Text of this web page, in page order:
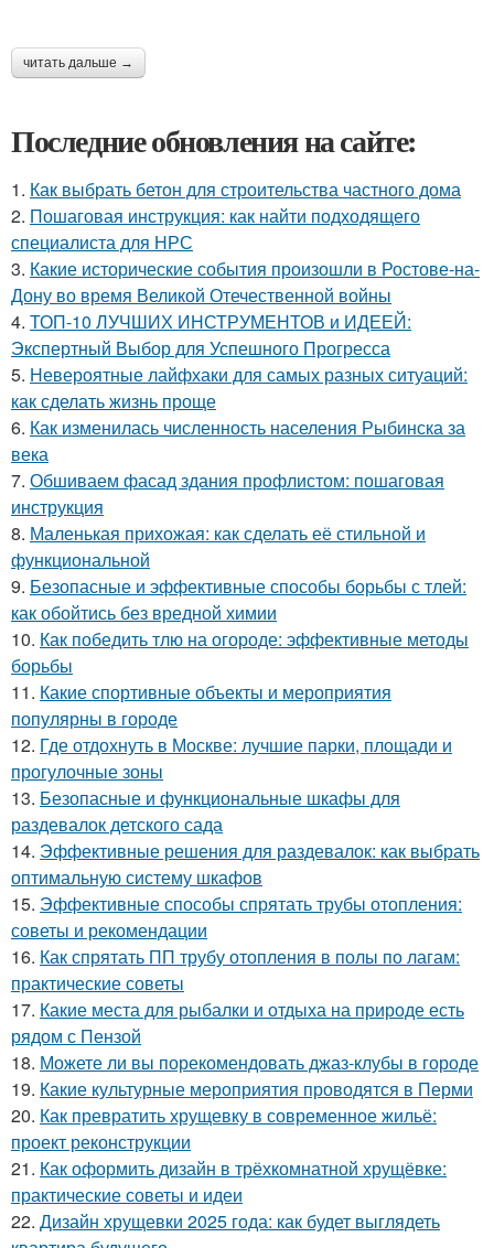
читать дальше →
Последние обновления на сайте:
1. Как выбрать бетон для строительства частного дома
2. Пошаговая инструкция: как найти подходящего
специалиста для НРС
3. Какие исторические события произошли в Ростове-на-
Дону во время Великой Отечественной войны
4. ТОП-10 ЛУЧШИХ ИНСТРУМЕНТОВ и ИДЕЕЙ:
Экспертный Выбор для Успешного Прогресса
5. Невероятные лайфхаки для самых разных ситуаций:
как сделать жизнь проще
6. Как изменилась численность населения Рыбинска за
века
7. Обшиваем фасад здания профлистом: пошаговая
инструкция
8. Маленькая прихожая: как сделать её стильной и
функциональной
9. Безопасные и эффективные способы борьбы с тлей:
как обойтись без вредной химии
10. Как победить тлю на огороде: эффективные методы
борьбы
11. Какие спортивные объекты и мероприятия
популярны в городе
12. Где отдохнуть в Москве: лучшие парки, площади и
прогулочные зоны
13. Безопасные и функциональные шкафы для
раздевалок детского сада
14. Эффективные решения для раздевалок: как выбрать
оптимальную систему шкафов
15. Эффективные способы спрятать трубы отопления:
советы и рекомендации
16. Как спрятать ПП трубу отопления в полы по лагам:
практические советы
17. Какие места для рыбалки и отдыха на природе есть
рядом с Пензой
18. Можете ли вы порекомендовать джаз-клубы в городе
19. Какие культурные мероприятия проводятся в Перми
20. Как превратить хрущевку в современное жильё:
проект реконструкции
21. Как оформить дизайн в трёхкомнатной хрущёвке:
практические советы и идеи
22. Дизайн хрущевки 2025 года: как будет выглядеть